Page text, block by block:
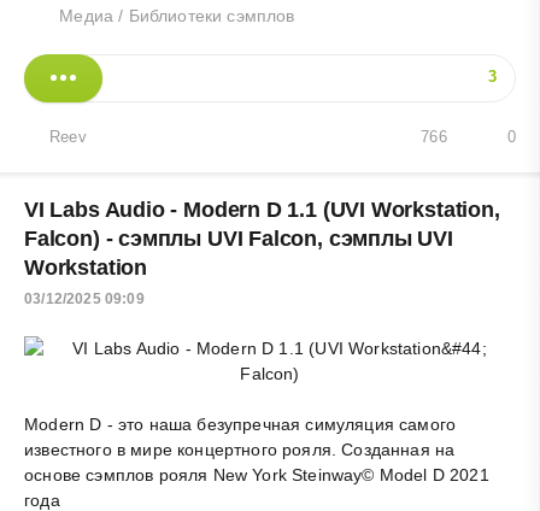
Медиа / Библиотеки сэмплов
3
Reev 0
766
VI Labs Audio - Modern D 1.1 (UVI Workstation,
Falcon) - сэмплы UVI Falcon, сэмплы UVI
Workstation
03/12/2025 09:09
Modern D - это наша безупречная симуляция самого
известного в мире концертного рояля. Созданная на
основе сэмплов рояля New York Steinway© Model D 2021
года